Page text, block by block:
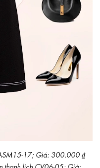
17; Giá: 300.000 ₫
thanh lịch CV06-05; Giá: